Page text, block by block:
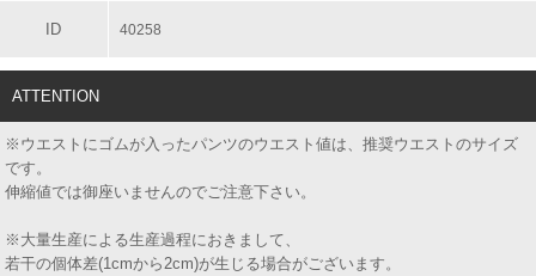
ID 40258
ATTENTION
※ウエストにゴムが入ったパンツのウエスト値は、推奨ウエストのサイズ
です。
伸縮値では御座いませんのでご注意下さい。
※大量生産による生産過程におきまして、
若干の個体差(1cmから2cm)が生じる場合がございます。